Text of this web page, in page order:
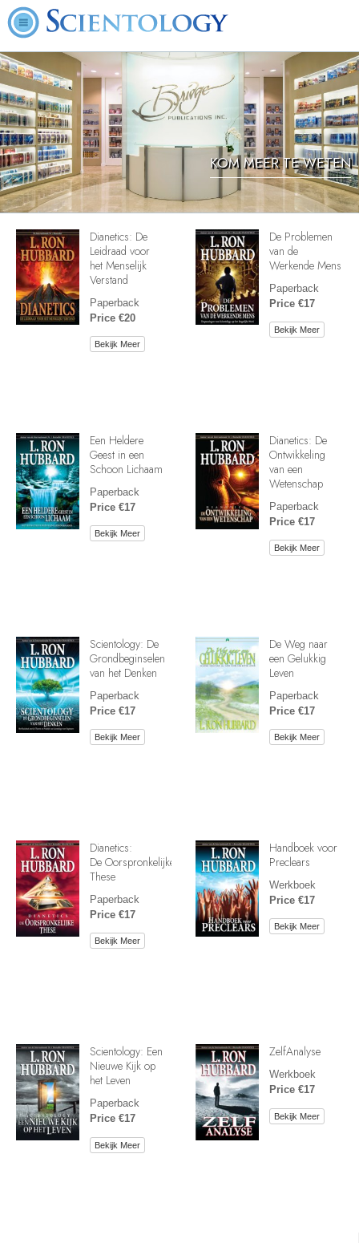
KOM MEER TE WETEN
Dianetics: De
Leidraad voor
het Menselijk
Verstand
Paperback
Price €20
Bekijk Meer
De Problemen
van de
Werkende Mens
Paperback
Price €17
Bekijk Meer
Een Heldere
Geest in een
Schoon Lichaam
Paperback
Price €17
Bekijk Meer
Dianetics: De
Ontwikkeling
van een
Wetenschap
Paperback
Price €17
Bekijk Meer
Scientology: De
Grondbeginselen
van het Denken
Paperback
Price €17
Bekijk Meer
De Weg naar
een Gelukkig
Leven
Paperback
Price €17
Bekijk Meer
Dianetics:
De Oorspronkelijke
These
Paperback
Price €17
Bekijk Meer
Handboek voor
Preclears
Werkboek
Price €17
Bekijk Meer
Scientology: Een
Nieuwe Kijk op
het Leven
Paperback
Price €17
Bekijk Meer
ZelfAnalyse
Werkboek
Price €17
Bekijk Meer